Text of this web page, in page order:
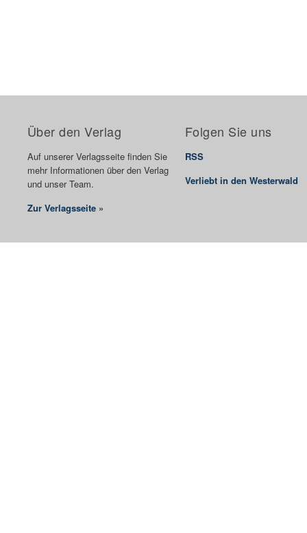
Über den Verlag
Auf unserer Verlagsseite finden Sie
mehr Informationen über den Verlag
und unser Team.
Zur Verlagsseite »
Folgen Sie uns
RSS
Verliebt in den Westerwald